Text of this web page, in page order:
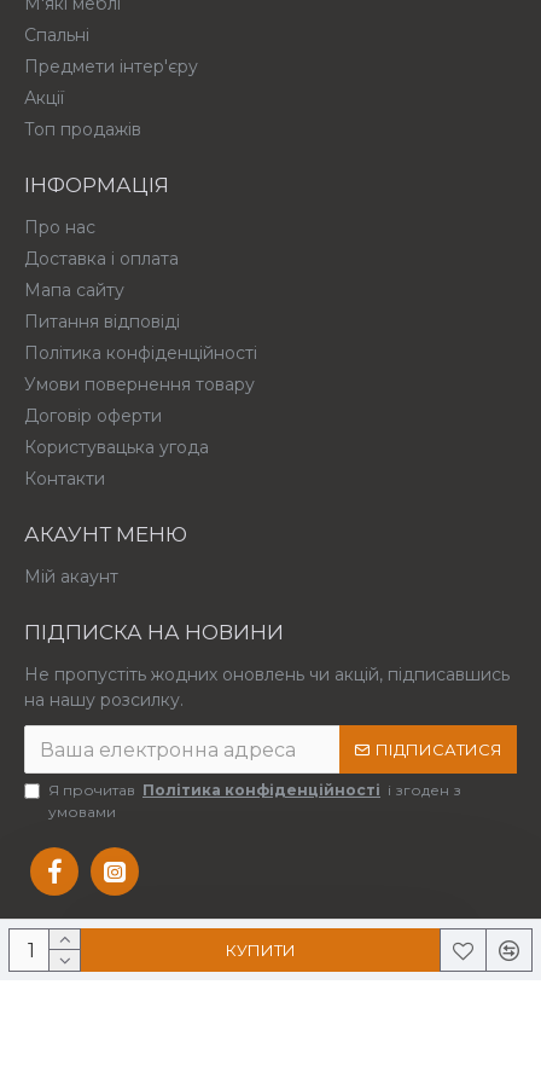
КУПИТИ
Спальні
Предмети інтер'єру
Акції
Топ продажів
ІНФОРМАЦІЯ
Про нас
Доставка і оплата
Мапа сайту
Питання відповіді
Політика конфіденційності
Умови повернення товару
Договір оферти
Користувацька угода
Контакти
АКАУНТ МЕНЮ
Мій акаунт
ПІДПИСКА НА НОВИНИ
Не пропустіть жодних оновлень чи акцій, підписавшись
на нашу розсилку.
ПІДПИСАТИСЯ
Я прочитав Політика конфіденційності і згоден з
умовами
Copyright © 2025 Усі права захищені